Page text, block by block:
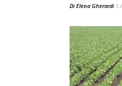
Di Elena Gherardi 5